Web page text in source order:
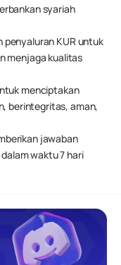
syariah
penyaluran KUR untuk
menjaga kualitas
menciptakan
berintegritas, aman,
jawaban
waktu 7 hari